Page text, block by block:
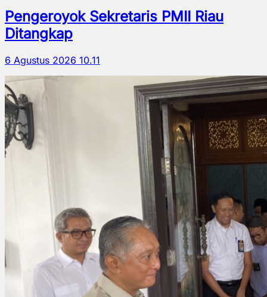
Pengeroyok Sekretaris PMII Riau
Ditangkap
6 Agustus 2026 10.11